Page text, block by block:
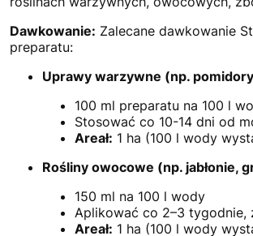
Dawkowanie: Zalecane dawkowanie
preparatu:
Uprawy warzywne (np.
100 ml preparatu na 100 l
Stosować co 10-14 dni od
Areał: 1 ha (100 l wody
Rośliny owocowe (np. jabłonie,
150 ml na 100 l wody
Aplikować co 2–3
Areał: 1 ha (100 l wody